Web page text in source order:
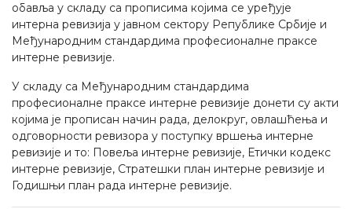
обавља у складу са прописима којима се уређује
интерна ревизија у јавном сектору Републике Србије и
Међународним стандардима професионалне праксе
интерне ревизије.
У складу са Међународним стандардима
професионалне праксе интерне ревизије донети су акти
којима је прописан начин рада, делокруг, овлашћења и
одговорности ревизора у поступку вршења интерне
ревизије и то: Повеља интерне ревизије, Етички кодекс
интерне ревизије, Стратешки план интерне ревизије и
Годишњи план рада интерне ревизије.